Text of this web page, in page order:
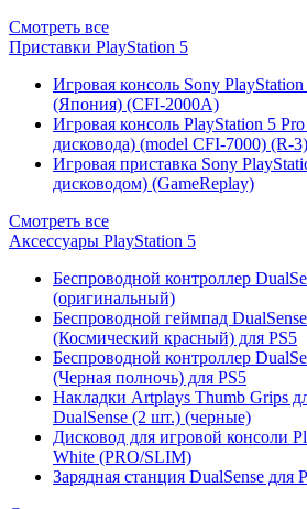
Смотреть все
Приставки PlayStation 5
Игровая консоль Sony
(Япония) (CFI-2000A)
Игровая консоль PlayStation 5
дисковода) (model CFI-7000) (R-
Игровая приставка Sony
дисководом) (GameReplay)
Смотреть все
Аксессуары PlayStation 5
Беспроводной контроллер
(оригинальный)
Беспроводной геймпад
(Космический красный) для PS5
Беспроводной контроллер
(Черная полночь) для PS5
Накладки Artplays Thumb Grips
DualSense (2 шт.) (черные)
Дисковод для игровой консоли
White (PRO/SLIM)
Зарядная станция DualSense для